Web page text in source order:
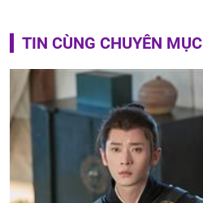
TIN CÙNG CHUYÊN MỤC